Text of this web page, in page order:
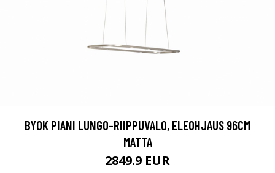
BYOK PIANI LUNGO-RIIPPUVALO, ELEOHJAUS 96CM
MATTA
2849.9 EUR